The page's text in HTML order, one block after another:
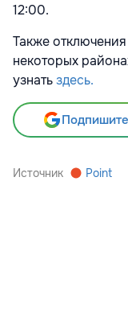
12:00.
Также
некоторых
узнатьздесь.
Источник Point